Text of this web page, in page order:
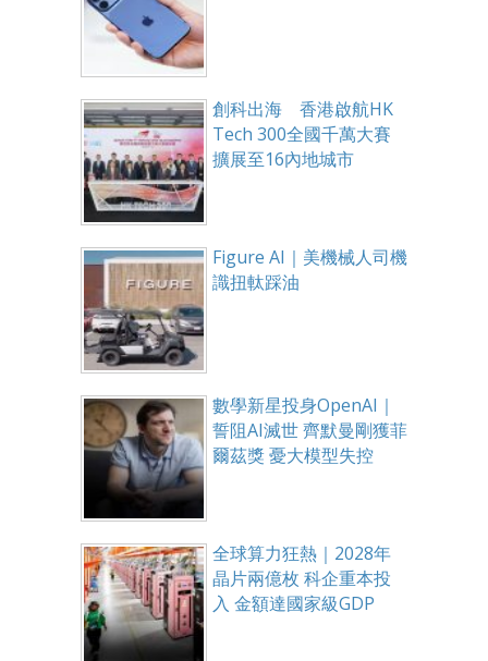
創科出海 香港啟航HK
Tech 300全國千萬大賽
擴展至16內地城市
Figure AI｜美機械人司機
識扭軚踩油
數學新星投身OpenAI｜
誓阻AI滅世 齊默曼剛獲菲
爾茲獎 憂大模型失控
全球算力狂熱｜2028年
晶片兩億枚 科企重本投
入 金額達國家級GDP